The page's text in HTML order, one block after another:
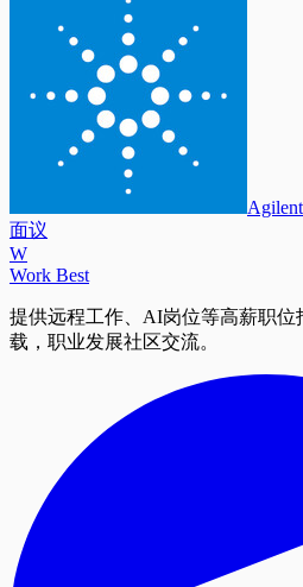
面议
W
Work Best
提供远程工作、AI岗位等高薪职位
载，职业发展社区交流。